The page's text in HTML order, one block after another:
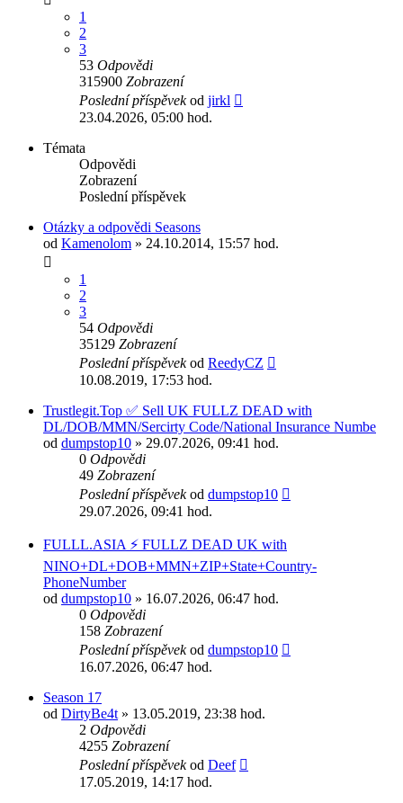
1
2
3
53 Odpovědi
315900 Zobrazení
Poslední příspěvekod jirkl
23.04.2026, 05:00 hod.
Témata
Odpovědi
Zobrazení
Poslední příspěvek
Otázky a odpovědi Seasons
od Kamenolom » 24.10.2014, 15:57 hod.
1
2
3
54 Odpovědi
35129 Zobrazení
Poslední příspěvekod ReedyCZ
10.08.2019, 17:53 hod.
Trustlegit.Top ✅ Sell UK FULLZ DEAD with
DL/DOB/MMN/Sercirty Code/National Insurance Numbe
od dumpstop10 » 29.07.2026, 09:41 hod.
0 Odpovědi
49 Zobrazení
Poslední příspěvekod dumpstop10
29.07.2026, 09:41 hod.
FULLL.ASIA ⚡ FULLZ DEAD UK with
NINO+DL+DOB+MMN+ZIP+State+Country-
PhoneNumber
od dumpstop10 » 16.07.2026, 06:47 hod.
0 Odpovědi
158 Zobrazení
Poslední příspěvekod dumpstop10
16.07.2026, 06:47 hod.
Season 17
od DirtyBe4t » 13.05.2019, 23:38 hod.
2 Odpovědi
4255 Zobrazení
Poslední příspěvekod Deef
17.05.2019, 14:17 hod.